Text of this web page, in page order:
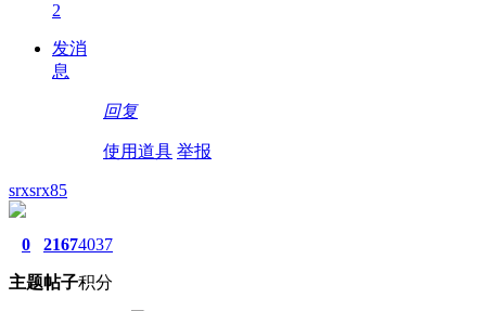
2
发消
息
回复
使用道具 举报
srxsrx85
0
主题
2167
帖子
4037
积分